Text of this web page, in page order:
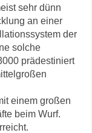
sehr dünn
an einer
der
solche
prädestiniert
einem großen
beim Wurf.